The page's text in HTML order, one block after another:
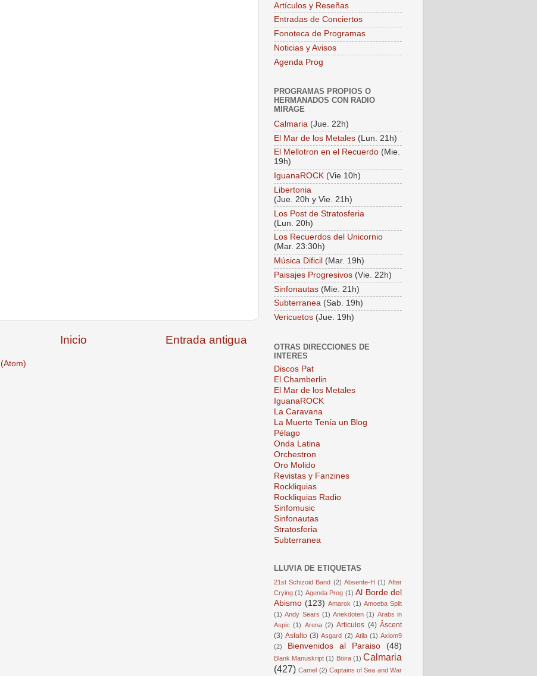
Entrada antigua
Inicio
Artículos y Reseñas
Entradas de Conciertos
Fonoteca de Programas
Noticias y Avisos
Agenda Prog
PROGRAMAS PROPIOS O
HERMANADOS CON RADIO
MIRAGE
Calmaria (Jue. 22h)
El Mar de los Metales (Lun. 21h)
El Mellotron en el Recuerdo (Mie.
19h)
IguanaROCK (Vie 10h)
Libertonia
(Jue. 20h y Vie. 21h)
Los Post de Stratosferia
(Lun. 20h)
Los Recuerdos del Unicornio
(Mar. 23:30h)
Música Dificil (Mar. 19h)
Paisajes Progresivos (Vie. 22h)
Sinfonautas (Mie. 21h)
Subterranea (Sab. 19h)
Vericuetos (Jue. 19h)
OTRAS DIRECCIONES DE
INTERES
Discos Pat
El Chamberlin
El Mar de los Metales
IguanaROCK
La Caravana
La Muerte Tenía un Blog
Pélago
Onda Latina
Orchestron
Oro Molido
Revistas y Fanzines
Rockliquias
Rockliquias Radio
Sinfomusic
Sinfonautas
Stratosferia
Subterranea
LLUVIA DE ETIQUETAS
21st Schizoid Band (2) Absente-H (1) After
Crying (1) Agenda Prog (1) Al Borde del
Abismo (123) Amarok (1) Amoeba Split
(1) Andy Sears (1) Anekdoten (1) Arabs in
Aspic (1) Arena (2) Articulos (4) Âscent
(3) Asfalto (3) Asgard (2) Atila (1) Axiom9
(2)
Bienvenidos al Paraiso (48)
Blank Manuskript (1) Böira (1) Calmaria
(427) Camel (2) Captains of Sea and War